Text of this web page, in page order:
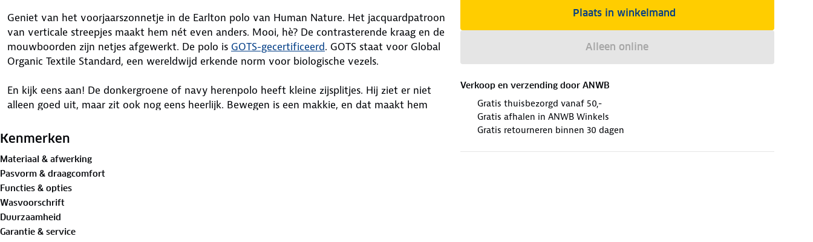
Plaats in winkelmand
Alleen online
Verkoop en verzending door ANWB
Gratis thuisbezorgd vanaf 50,-
Gratis afhalen in ANWB Winkels
Gratis retourneren binnen 30 dagen
Geniet van het voorjaarszonnetje in de Earlton polo van Human Nature. Het jacquardpatroon
van verticale streepjes maakt hem nét even anders. Mooi, hè? De contrasterende kraag en de
mouwboorden zijn netjes afgewerkt. De polo is GOTS-gecertificeerd. GOTS staat voor Global
Organic Textile Standard, een wereldwijd erkende norm voor biologische vezels.
En kijk eens aan! De donkergroene of navy herenpolo heeft kleine zijsplitjes. Hij ziet er niet
alleen goed uit, maar zit ook nog eens heerlijk. Bewegen is een makkie, en dat maakt hem
100%biologisch katoen
Is je kleding aan vervanging toe? Lever het in bij onze winkels. Wij geven er een nieuwe
bestemming aan.
Kenmerken
Materiaal & afwerking
Pasvorm & draagcomfort
Functies & opties
Wasvoorschrift
Duurzaamheid
Garantie & service